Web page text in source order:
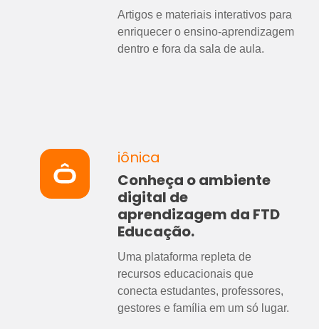
Artigos e materiais interativos para
enriquecer o ensino‑aprendizagem
dentro e fora da sala de aula.
iônica
Conheça o ambiente
digital de
aprendizagem da FTD
Educação.
Uma plataforma repleta de
recursos educacionais que
conecta estudantes, professores,
gestores e família em um só lugar.